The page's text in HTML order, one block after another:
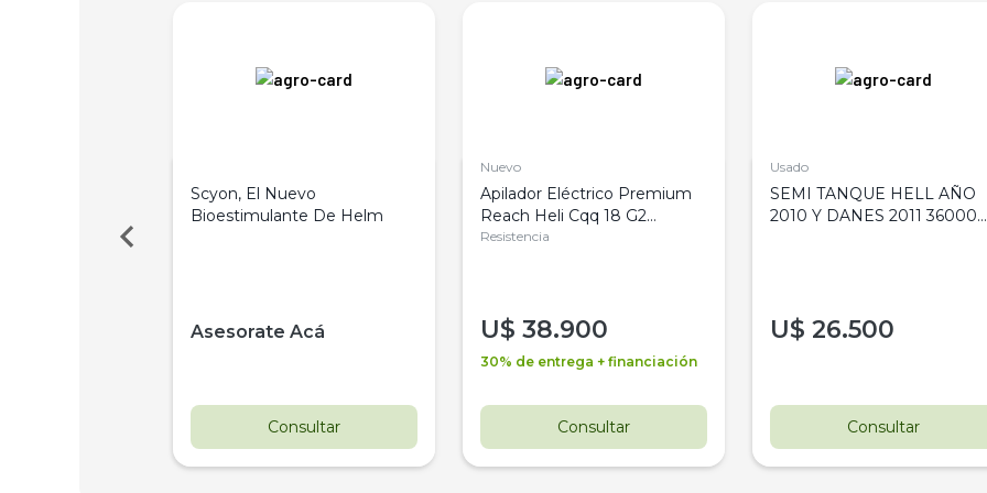
Scyon, El Nuevo
Bioestimulante De Helm
Asesorate Acá
Consultar
Nuevo
Apilador Eléctrico Premium
Reach Heli Cqq 18 G2
1800Kg
Resistencia
U$ 38.900
30% de entrega + financiación
Consultar
Usado
SEMI TANQUE HELL AÑO
2010 Y DANES 2011 36000
U$ 26.500
Consultar